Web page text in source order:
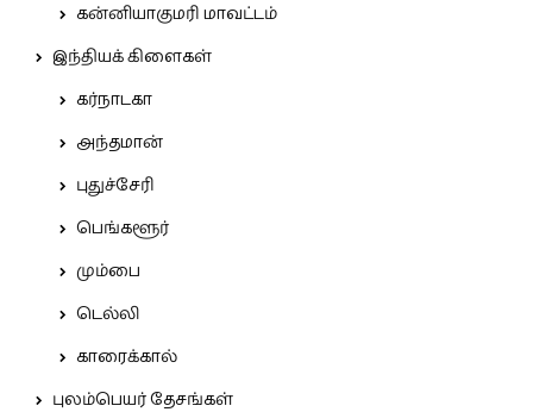
கன்னியாகுமரி மாவட்டம்
இந்தியக் கிளைகள்
கர்நாடகா
அந்தமான்
புதுச்சேரி
பெங்களூர்
மும்பை
டெல்லி
காரைக்கால்
புலம்பெயர் தேசங்கள்